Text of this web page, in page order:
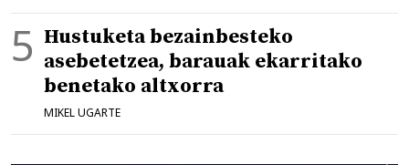
Hustuketa bezainbesteko
asebetetzea, barauak ekarritako
benetako altxorra
MIKEL UGARTE